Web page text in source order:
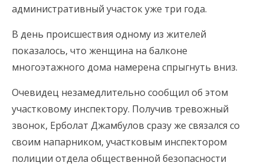
административный участок уже три года.
В день происшествия одному из жителей
показалось, что женщина на балконе
многоэтажного дома намерена спрыгнуть вниз.
Очевидец незамедлительно сообщил об этом
участковому инспектору. Получив тревожный
звонок, Ерболат Джамбулов сразу же связался со
своим напарником, участковым инспектором
полиции отдела общественной безопасности